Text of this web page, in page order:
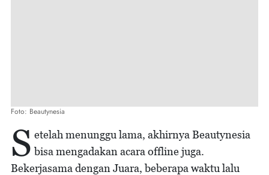
Foto: Beautynesia
S etelah menunggu lama, akhirnya Beautynesia
bisa mengadakan acara offline juga.
Bekerjasama dengan Juara, beberapa waktu lalu